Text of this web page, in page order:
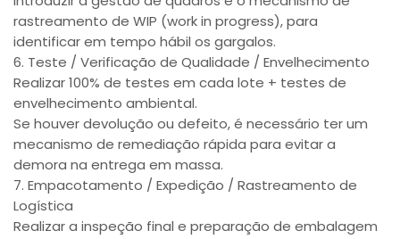
rastreamento de WIP (work in progress), para
identificar em tempo hábil os gargalos.
6. Teste / Verificação de Qualidade / Envelhecimento
Realizar 100% de testes em cada lote + testes de
envelhecimento ambiental.
Se houver devolução ou defeito, é necessário ter um
mecanismo de remediação rápida para evitar a
demora na entrega em massa.
7. Empacotamento / Expedição / Rastreamento de
Logística
Realizar a inspeção final e preparação de embalagem